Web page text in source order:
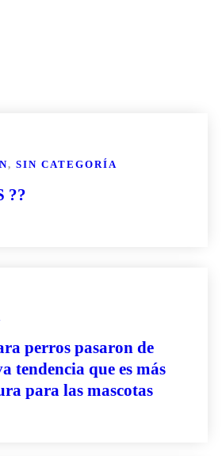
, SIN CATEGORÍA
??
perros pasaron de
tendencia que es más
para las mascotas